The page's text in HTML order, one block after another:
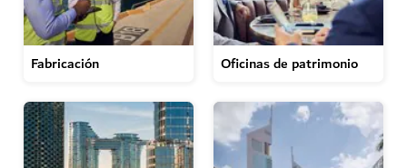
Fabricación Oficinas de patrimonio